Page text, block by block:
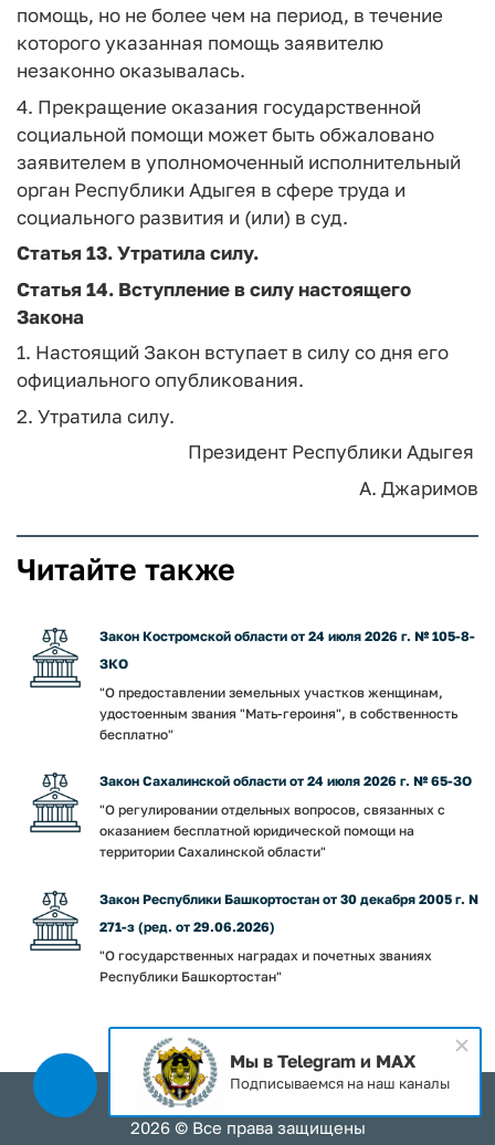
помощь, но не более чем на период, в течение
которого указанная помощь заявителю
незаконно оказывалась.
4. Прекращение оказания государственной
социальной помощи может быть обжаловано
заявителем в уполномоченный исполнительный
орган Республики Адыгея в сфере труда и
социального развития и (или) в суд.
Статья 13.Утратила силу.
Статья 14. Вступление в силу настоящего
Закона
1. Настоящий Закон вступает в силу со дня его
официального опубликования.
2. Утратила силу.
Президент Республики Адыгея
А. Джаримов
Читайте также
Закон Костромской области от 24 июля 2026 г. № 105-8-
ЗКО
"О предоставлении земельных участков женщинам,
удостоенным звания "Мать-героиня", в собственность
бесплатно"
Закон Сахалинской области от 24 июля 2026 г. № 65-ЗО
"О регулировании отдельных вопросов, связанных с
оказанием бесплатной юридической помощи на
территории Сахалинской области"
Закон Республики Башкортостан от 30 декабря 2005 г. N
271-з (ред. от 29.06.2026)
"О государственных наградах и почетных званиях
Республики Башкортостан"
2026 © Все права защищены
Мы в Telegram и MAX
Подписываемся на наш каналы